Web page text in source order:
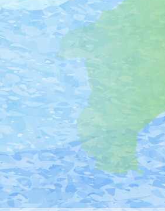
の
位
置
を
記
し
た
地
図。
神